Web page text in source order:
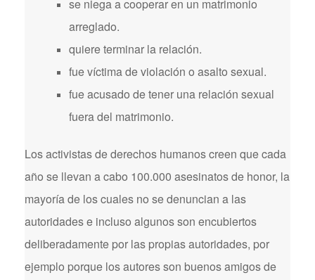
se niega a cooperar en un matrimonio
arreglado.
quiere terminar la relación.
fue víctima de violación o asalto sexual.
fue acusado de tener una relación sexual
fuera del matrimonio.
Los activistas de derechos humanos creen que cada
año se llevan a cabo 100.000 asesinatos de honor, la
mayoría de los cuales no se denuncian a las
autoridades e incluso algunos son encubiertos
deliberadamente por las propias autoridades, por
ejemplo porque los autores son buenos amigos de